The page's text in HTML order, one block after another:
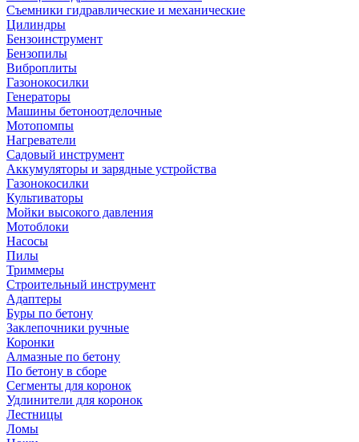
Съемники гидравлические и механические
Цилиндры
Бензоинструмент
Бензопилы
Виброплиты
Газонокосилки
Генераторы
Машины бетоноотделочные
Мотопомпы
Нагреватели
Садовый инструмент
Аккумуляторы и зарядные устройства
Газонокосилки
Культиваторы
Мойки высокого давления
Мотоблоки
Насосы
Пилы
Триммеры
Строительный инструмент
Адаптеры
Буры по бетону
Заклепочники ручные
Коронки
Алмазные по бетону
По бетону в сборе
Сегменты для коронок
Удлинители для коронок
Лестницы
Ломы